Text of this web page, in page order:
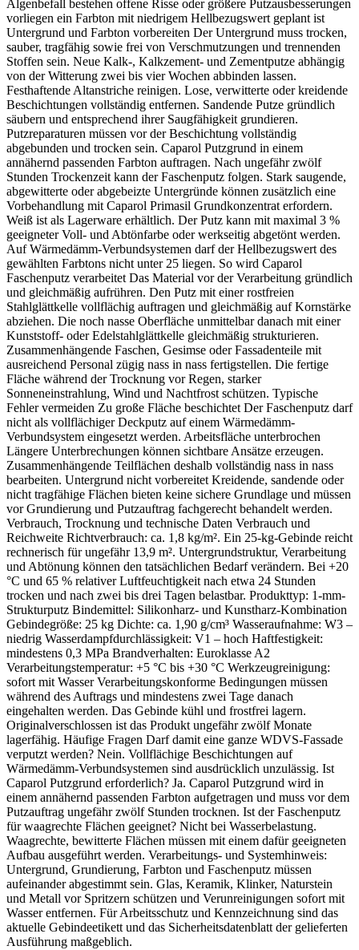
Algenbefall bestehen offene Risse oder größere Putzausbesserungen
vorliegen ein Farbton mit niedrigem Hellbezugswert geplant ist
Untergrund und Farbton vorbereiten Der Untergrund muss trocken,
sauber, tragfähig sowie frei von Verschmutzungen und trennenden
Stoffen sein. Neue Kalk-, Kalkzement- und Zementputze abhängig
von der Witterung zwei bis vier Wochen abbinden lassen.
Festhaftende Altanstriche reinigen. Lose, verwitterte oder kreidende
Beschichtungen vollständig entfernen. Sandende Putze gründlich
säubern und entsprechend ihrer Saugfähigkeit grundieren.
Putzreparaturen müssen vor der Beschichtung vollständig
abgebunden und trocken sein. Caparol Putzgrund in einem
annähernd passenden Farbton auftragen. Nach ungefähr zwölf
Stunden Trockenzeit kann der Faschenputz folgen. Stark saugende,
abgewitterte oder abgebeizte Untergründe können zusätzlich eine
Vorbehandlung mit Caparol Primasil Grundkonzentrat erfordern.
Weiß ist als Lagerware erhältlich. Der Putz kann mit maximal 3 %
geeigneter Voll- und Abtönfarbe oder werkseitig abgetönt werden.
Auf Wärmedämm-Verbundsystemen darf der Hellbezugswert des
gewählten Farbtons nicht unter 25 liegen. So wird Caparol
Faschenputz verarbeitet Das Material vor der Verarbeitung gründlich
und gleichmäßig aufrühren. Den Putz mit einer rostfreien
Stahlglättkelle vollflächig auftragen und gleichmäßig auf Kornstärke
abziehen. Die noch nasse Oberfläche unmittelbar danach mit einer
Kunststoff- oder Edelstahlglättkelle gleichmäßig strukturieren.
Zusammenhängende Faschen, Gesimse oder Fassadenteile mit
ausreichend Personal zügig nass in nass fertigstellen. Die fertige
Fläche während der Trocknung vor Regen, starker
Sonneneinstrahlung, Wind und Nachtfrost schützen. Typische
Fehler vermeiden Zu große Fläche beschichtet Der Faschenputz darf
nicht als vollflächiger Deckputz auf einem Wärmedämm-
Verbundsystem eingesetzt werden. Arbeitsfläche unterbrochen
Längere Unterbrechungen können sichtbare Ansätze erzeugen.
Zusammenhängende Teilflächen deshalb vollständig nass in nass
bearbeiten. Untergrund nicht vorbereitet Kreidende, sandende oder
nicht tragfähige Flächen bieten keine sichere Grundlage und müssen
vor Grundierung und Putzauftrag fachgerecht behandelt werden.
Verbrauch, Trocknung und technische Daten Verbrauch und
Reichweite Richtverbrauch: ca. 1,8 kg/m². Ein 25-kg-Gebinde reicht
rechnerisch für ungefähr 13,9 m². Untergrundstruktur, Verarbeitung
und Abtönung können den tatsächlichen Bedarf verändern. Bei +20
°C und 65 % relativer Luftfeuchtigkeit nach etwa 24 Stunden
trocken und nach zwei bis drei Tagen belastbar. Produkttyp: 1-mm-
Strukturputz Bindemittel: Silikonharz- und Kunstharz-Kombination
Gebindegröße: 25 kg Dichte: ca. 1,90 g/cm³ Wasseraufnahme: W3 –
niedrig Wasserdampfdurchlässigkeit: V1 – hoch Haftfestigkeit:
mindestens 0,3 MPa Brandverhalten: Euroklasse A2
Verarbeitungstemperatur: +5 °C bis +30 °C Werkzeugreinigung:
sofort mit Wasser Verarbeitungskonforme Bedingungen müssen
während des Auftrags und mindestens zwei Tage danach
eingehalten werden. Das Gebinde kühl und frostfrei lagern.
Originalverschlossen ist das Produkt ungefähr zwölf Monate
lagerfähig. Häufige Fragen Darf damit eine ganze WDVS-Fassade
verputzt werden? Nein. Vollflächige Beschichtungen auf
Wärmedämm-Verbundsystemen sind ausdrücklich unzulässig. Ist
Caparol Putzgrund erforderlich? Ja. Caparol Putzgrund wird in
einem annähernd passenden Farbton aufgetragen und muss vor dem
Putzauftrag ungefähr zwölf Stunden trocknen. Ist der Faschenputz
für waagrechte Flächen geeignet? Nicht bei Wasserbelastung.
Waagrechte, bewitterte Flächen müssen mit einem dafür geeigneten
Aufbau ausgeführt werden. Verarbeitungs- und Systemhinweis:
Untergrund, Grundierung, Farbton und Faschenputz müssen
aufeinander abgestimmt sein. Glas, Keramik, Klinker, Naturstein
und Metall vor Spritzern schützen und Verunreinigungen sofort mit
Wasser entfernen. Für Arbeitsschutz und Kennzeichnung sind das
aktuelle Gebindeetikett und das Sicherheitsdatenblatt der gelieferten
Ausführung maßgeblich.